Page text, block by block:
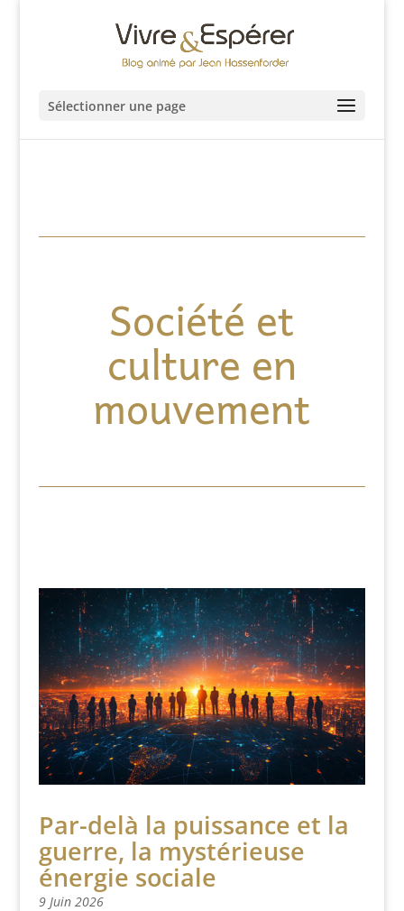
Sélectionner une page
Société et
culture en
mouvement
Par-delà la puissance et la
guerre, la mystérieuse
énergie sociale
9 Juin 2026